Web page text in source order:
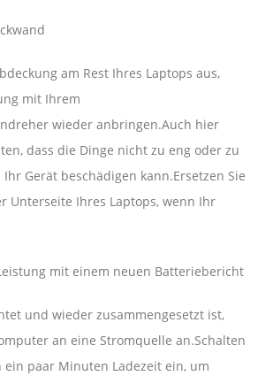
am Rest Ihres Laptops aus,
mit Ihrem
wieder anbringen.Auch hier
dass die Dinge nicht zu eng oder zu
Gerät beschädigen kann.Ersetzen Sie
Unterseite Ihres Laptops, wenn Ihr
mit einem neuen Batteriebericht
und wieder zusammengesetzt ist,
an eine Stromquelle an.Schalten
ein paar Minuten Ladezeit ein, um